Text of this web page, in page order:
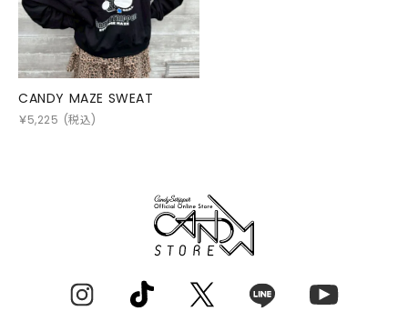
CANDY MAZE SWEAT
￥5,225 (税込)